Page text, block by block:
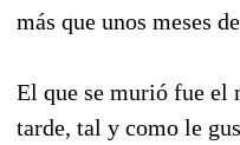
más que unos meses
El que se murió fue el
tarde, tal y como le